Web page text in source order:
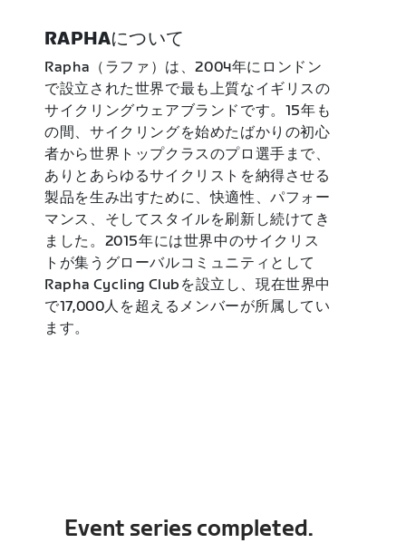
RAPHAについて
Rapha（ラファ）は、2004年にロンドン
で設立された世界で最も上質なイギリスの
サイクリングウェアブランドです。15年も
の間、サイクリングを始めたばかりの初心
者から世界トップクラスのプロ選手まで、
ありとあらゆるサイクリストを納得させる
製品を生み出すために、快適性、パフォー
マンス、そしてスタイルを刷新し続けてき
ました。2015年には世界中のサイクリス
トが集うグローバルコミュニティとして
Rapha Cycling Clubを設立し、現在世界中
で17,000人を超えるメンバーが所属してい
ます。
Event series completed.